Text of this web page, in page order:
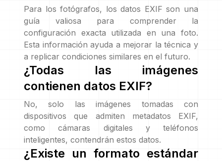
Para los fotógrafos, los datos EXIF son una
guía valiosa para comprender la
configuración exacta utilizada en una foto.
Esta información ayuda a mejorar la técnica y
a replicar condiciones similares en el futuro.
¿Todas las imágenes
contienen datos EXIF?
No, solo las imágenes tomadas con
dispositivos que admiten metadatos EXIF,
como cámaras digitales y teléfonos
inteligentes, contendrán estos datos.
¿Existe un formato estándar